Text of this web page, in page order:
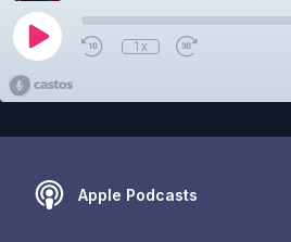
1x
Apple Podcasts